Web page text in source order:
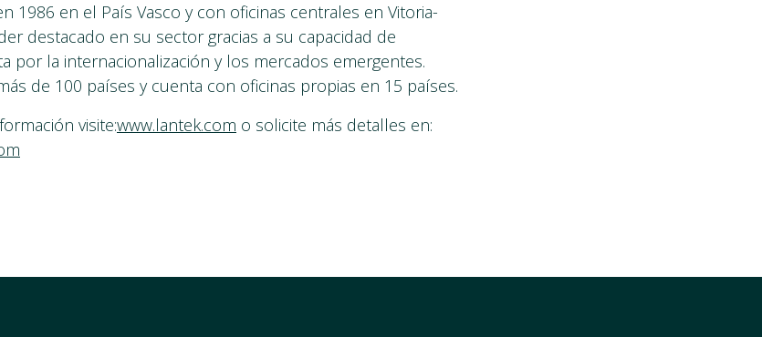
1986 en el País Vasco y con oficinas centrales en Vitoria-
destacado en su sector gracias a su capacidad de
por la internacionalización y los mercados emergentes.
de 100 países y cuenta con oficinas propias en 15 países.
visite:www.lantek.com o solicite más detalles en: